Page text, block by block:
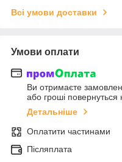
Всі умови доставки
Умови оплати
Ви отримаєте
або гроші повернуться
Детальніше
Оплатити частинами
Післяплата